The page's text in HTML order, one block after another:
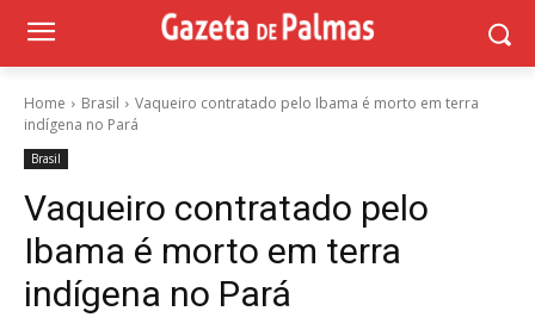
Home Brasil
Vaqueiro contratado pelo Ibama é morto em terra
indígena no Pará
Brasil
Vaqueiro contratado pelo
Ibama é morto em terra
indígena no Pará